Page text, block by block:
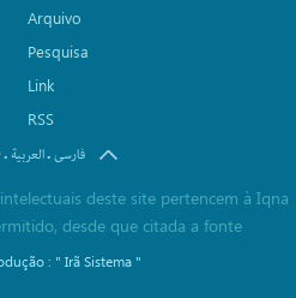
Arquivo
Pesquisa
Link
RSS
. العربیة.فارسی
deste site pertencem à Iqna
desde que citada a fonte
: " Irã Sistema "